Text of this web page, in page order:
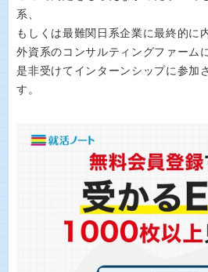
系、
もしくは最難関日系企業に最終的に
外資系のコンサルティングファーム
是非受けてインターンシップに参加
す。